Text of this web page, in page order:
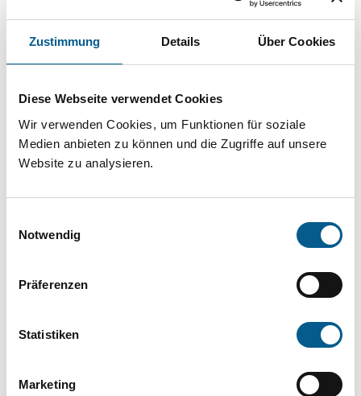
Zustimmung Details Über Cookies
Diese Webseite verwendet Cookies
Wir verwenden Cookies, um Funktionen für soziale
Medien anbieten zu können und die Zugriffe auf unsere
Website zu analysieren.
Notwendig
Präferenzen
Statistiken
Marketing
Sie suchen finanzielle Unterstützung für ein
Projekt oder ein Vorhaben? Hier können Sie
Stiftungsdatenbank recherchieren. Bei der
Suche bitte die Groß- und Kleinschreibung
beachten.
können durch die Wahl von Bereichen oder
Suchen